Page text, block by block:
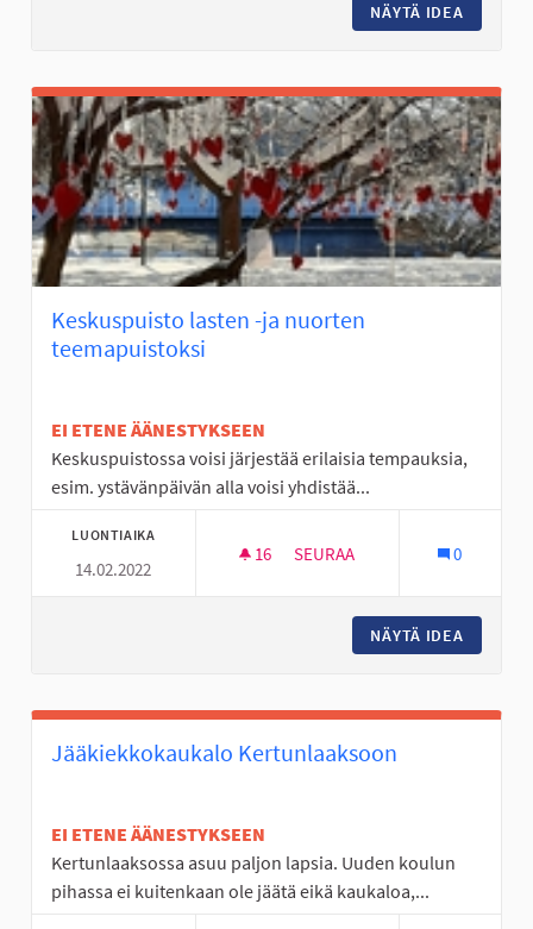
NÄYTÄ IDEA
Keskuspuisto lasten -ja nuorten
teemapuistoksi
EI ETENE ÄÄNESTYKSEEN
Keskuspuistossa voisi järjestää erilaisia tempauksia,
esim. ystävänpäivän alla voisi yhdistää...
LUONTIAIKA
14.02.2022
16 16 SEURAAJAA
SEURAA 0
NÄYTÄ IDEA
Jääkiekkokaukalo Kertunlaaksoon
EI ETENE ÄÄNESTYKSEEN
Kertunlaaksossa asuu paljon lapsia. Uuden koulun
pihassa ei kuitenkaan ole jäätä eikä kaukaloa,...